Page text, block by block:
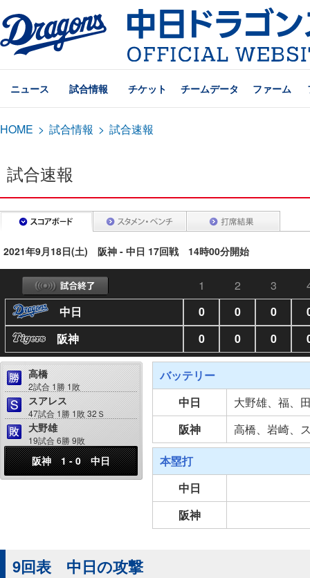
ニュース 試合情報 チケット チームデータ ファーム
HOME > 試合情報 > 試合速報
試合速報
2021年9月18日(土) 阪神 - 中日 17回戦 14時00分開始
1 2 3
中日
0 0 0
阪神
0 0 0
高橋
2試合 1勝 1敗
スアレス
47試合 1勝 1敗 32Ｓ
大野雄
19試合 6勝 9敗
阪神 1 - 0 中日
バッテリー
中日
大野雄、福、
阪神
高橋、岩崎、
本塁打
中日
阪神
9回表 中日の攻撃